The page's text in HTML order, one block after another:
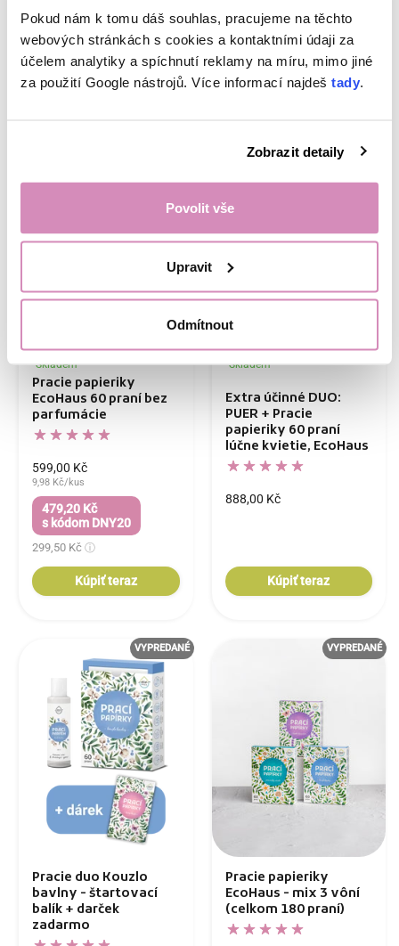
Pokud nám k tomu dáš souhlas, pracujeme na těchto
webových stránkách s cookies a kontaktními údaji za
účelem analytiky a spíchnutí reklamy na míru, mimo jiné
za použití Google nástrojů. Více informací najdeš tady.
Zobrazit detaily
Povolit vše
Upravit
Odmítnout
Kúpiť teraz
503,20 Kč
s kódom DNY20
Kúpiť teraz
Skladem
Pracie papieriky
EcoHaus 60 praní bez
parfumácie
599,00 Kč
9,98 Kč/kus
479,20 Kč
s kódom DNY20
299,50 Kč
Kúpiť teraz
Skladem
Extra účinné DUO:
PUER + Pracie
papieriky 60 praní
lúčne kvietie, EcoHaus
888,00 Kč
Kúpiť teraz
Pracie duo Kouzlo
bavlny - štartovací
balík + darček
zadarmo
VYPREDANÉ
Pracie papieriky
EcoHaus - mix 3 vôní
(celkom 180 praní)
VYPREDANÉ